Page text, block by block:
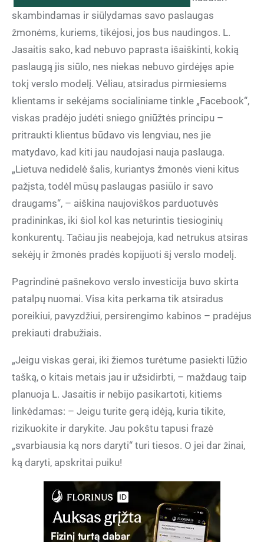
skambindamas ir siūlydamas savo paslaugas
žmonėms, kuriems, tikėjosi, jos bus naudingos. L.
Jasaitis sako, kad nebuvo paprasta išaiškinti, kokią
paslaugą jis siūlo, nes niekas nebuvo girdėjęs apie
tokį verslo modelį. Vėliau, atsiradus pirmiesiems
klientams ir sekėjams socialiniame tinkle „Facebook“,
viskas pradėjo judėti sniego gniūžtės principu –
pritraukti klientus būdavo vis lengviau, nes jie
matydavo, kad kiti jau naudojasi nauja paslauga.
„Lietuva nedidelė šalis, kuriantys žmonės vieni kitus
pažįsta, todėl mūsų paslaugas pasiūlo ir savo
draugams“, – aiškina naujoviškos parduotuvės
pradininkas, iki šiol kol kas neturintis tiesioginių
konkurentų. Tačiau jis neabejoja, kad netrukus atsiras
sekėjų ir žmonės pradės kopijuoti šį verslo modelį.
Pagrindinė pašnekovo verslo investicija buvo skirta
patalpų nuomai. Visa kita perkama tik atsiradus
poreikiui, pavyzdžiui, persirengimo kabinos – pradėjus
prekiauti drabužiais.
„Jeigu viskas gerai, iki žiemos turėtume pasiekti lūžio
tašką, o kitais metais jau ir užsidirbti, – maždaug taip
planuoja L. Jasaitis ir nebijo pasikartoti, kitiems
linkėdamas: – Jeigu turite gerą idėją, kuria tikite,
rizikuokite ir darykite. Jau pokštu tapusi frazė
„svarbiausia ką nors daryti“ turi tiesos. O jei dar žinai,
ką daryti, apskritai puiku!